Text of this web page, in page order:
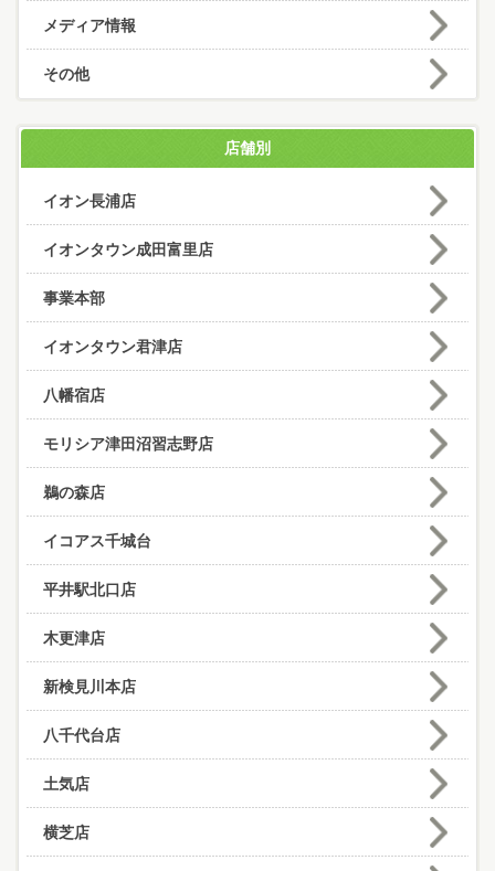
メディア情報
その他
店舗別
イオン長浦店
イオンタウン成田富里店
事業本部
イオンタウン君津店
八幡宿店
モリシア津田沼習志野店
鵜の森店
イコアス千城台
平井駅北口店
木更津店
新検見川本店
八千代台店
土気店
横芝店